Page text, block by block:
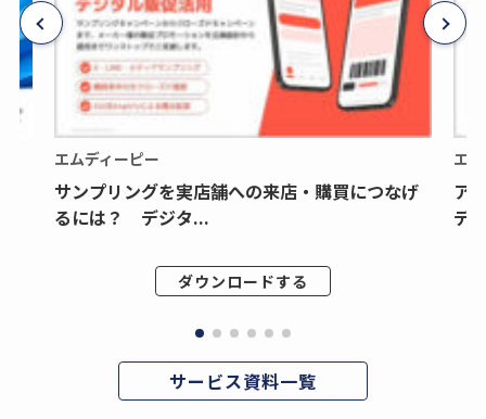
エムディーピー
サンプリングを実店舗への来店・購買につなげ
るには？ デジタ...
ダウンロードする
エ
ア
デ
サービス資料一覧